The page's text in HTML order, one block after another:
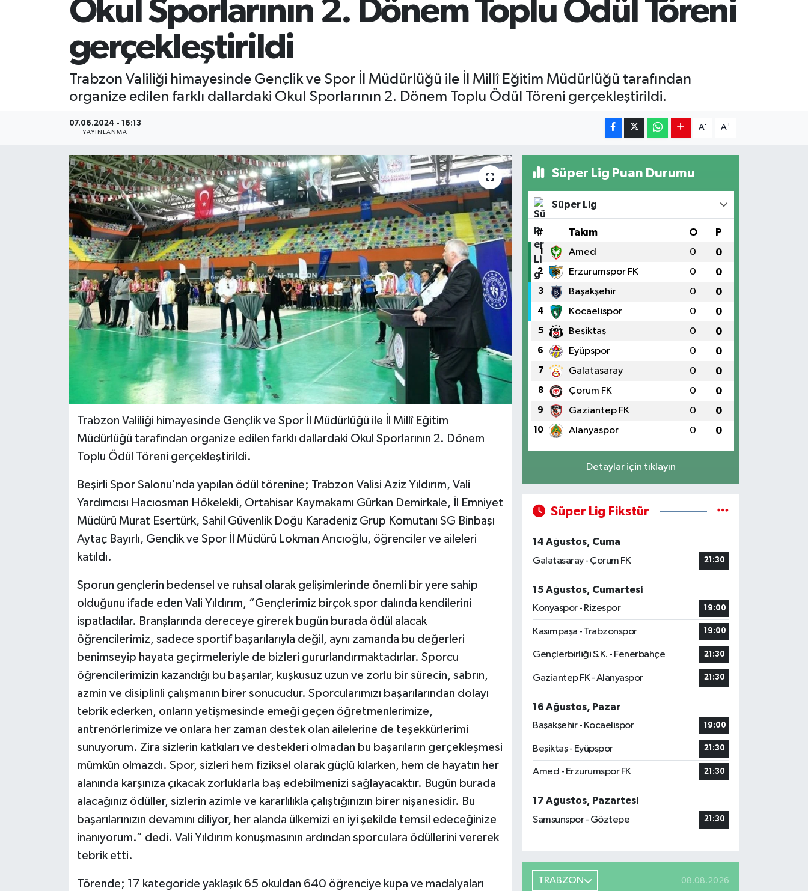
Okul Sporlarının 2. Dönem Toplu Ödül Töreni
gerçekleştirildi
Trabzon Valiliği himayesinde Gençlik ve Spor İl Müdürlüğü ile İl Millî Eğitim Müdürlüğü tarafından
organize edilen farklı dallardaki Okul Sporlarının 2. Dönem Toplu Ödül Töreni gerçekleştirildi.
07.06.2024 - 16:13
YAYINLANMA
A- A+
Trabzon Valiliği himayesinde Gençlik ve Spor İl Müdürlüğü ile İl Millî Eğitim
Müdürlüğü tarafından organize edilen farklı dallardaki Okul Sporlarının 2. Dönem
Toplu Ödül Töreni gerçekleştirildi.
Beşirli Spor Salonu'nda yapılan ödül törenine; Trabzon Valisi Aziz Yıldırım, Vali
Yardımcısı Hacıosman Hökelekli, Ortahisar Kaymakamı Gürkan Demirkale, İl Emniyet
Müdürü Murat Esertürk, Sahil Güvenlik Doğu Karadeniz Grup Komutanı SG Binbaşı
Aytaç Bayırlı, Gençlik ve Spor İl Müdürü Lokman Arıcıoğlu, öğrenciler ve aileleri
katıldı.
Sporun gençlerin bedensel ve ruhsal olarak gelişimlerinde önemli bir yere sahip
olduğunu ifade eden Vali Yıldırım, “Gençlerimiz birçok spor dalında kendilerini
ispatladılar. Branşlarında dereceye girerek bugün burada ödül alacak
öğrencilerimiz, sadece sportif başarılarıyla değil, aynı zamanda bu değerleri
benimseyip hayata geçirmeleriyle de bizleri gururlandırmaktadırlar. Sporcu
öğrencilerimizin kazandığı bu başarılar, kuşkusuz uzun ve zorlu bir sürecin, sabrın,
azmin ve disiplinli çalışmanın birer sonucudur. Sporcularımızı başarılarından dolayı
tebrik ederken, onların yetişmesinde emeği geçen öğretmenlerimize,
antrenörlerimize ve onlara her zaman destek olan ailelerine de teşekkürlerimi
sunuyorum. Zira sizlerin katkıları ve destekleri olmadan bu başarıların gerçekleşmesi
mümkün olmazdı. Spor, sizleri hem fiziksel olarak güçlü kılarken, hem de hayatın her
alanında karşınıza çıkacak zorluklarla baş edebilmenizi sağlayacaktır. Bugün burada
alacağınız ödüller, sizlerin azimle ve kararlılıkla çalıştığınızın birer nişanesidir. Bu
başarılarınızın devamını diliyor, her alanda ülkemizi en iyi şekilde temsil edeceğinize
inanıyorum.” dedi. Vali Yıldırım konuşmasının ardından sporculara ödüllerini vererek
tebrik etti.
Törende; 17 kategoride yaklaşık 65 okuldan 640 öğrenciye kupa ve madalyaları
Süper Lig Puan Durumu
Süper Lig
# Takım O P
1 Amed 0 0
2 Erzurumspor FK 0 0
3 Başakşehir 0 0
4 Kocaelispor 0 0
5 Beşiktaş 0 0
6 Eyüpspor 0 0
7 Galatasaray 0 0
8 Çorum FK 0 0
9 Gaziantep FK 0 0
10 Alanyaspor 0 0
Detaylar için tıklayın
Süper Lig Fikstür
14 Ağustos, Cuma
Galatasaray - Çorum FK
21:30
15 Ağustos, Cumartesi
Konyaspor - Rizespor
19:00
Kasımpaşa - Trabzonspor 19:00
Gençlerbirliği S.K. - Fenerbahçe 21:30
Gaziantep FK - Alanyaspor 21:30
16 Ağustos, Pazar
Başakşehir - Kocaelispor
19:00
Beşiktaş - Eyüpspor 21:30
Amed - Erzurumspor FK 21:30
17 Ağustos, Pazartesi
Samsunspor - Göztepe
21:30
TRABZON 08.08.2026
SİYASET
Teknoloji
TRABZON